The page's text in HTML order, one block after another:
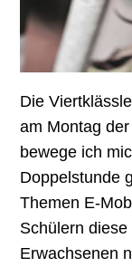
Die
am Montag
bewege ich
Doppelstunde
Themen E-
Schülern
Erwachsenen